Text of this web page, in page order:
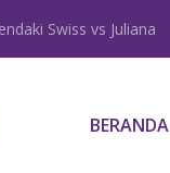
Swiss vs Juliana
BERANDA